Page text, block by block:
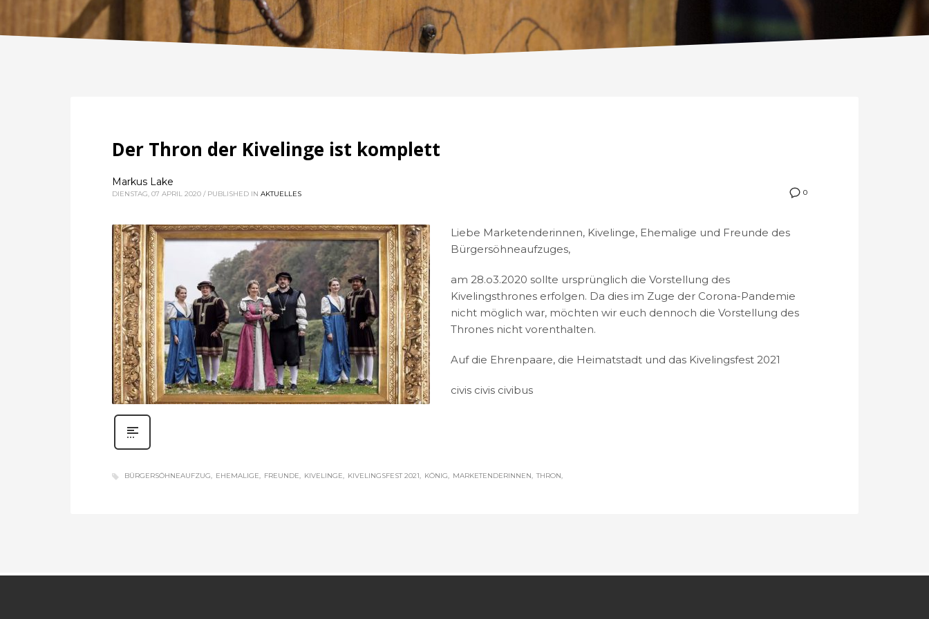
Der Thron der Kivelinge ist komplett
0
Markus Lake
DIENSTAG, 07 APRIL 2020 / PUBLISHED IN AKTUELLES
Liebe Marketenderinnen, Kivelinge, Ehemalige und Freunde des
Bürgersöhneaufzuges,
am 28.o3.2020 sollte ursprünglich die Vorstellung des
Kivelingsthrones erfolgen. Da dies im Zuge der Corona-Pandemie
nicht möglich war, möchten wir euch dennoch die Vorstellung des
Thrones nicht vorenthalten.
Auf die Ehrenpaare, die Heimatstadt und das Kivelingsfest 2021
civis civis civibus
BÜRGERSÖHNEAUFZUG EHEMALIGE FREUNDE KIVELINGE KIVELINGSFEST 2021 KÖNIG MARKETENDERINNEN THRON